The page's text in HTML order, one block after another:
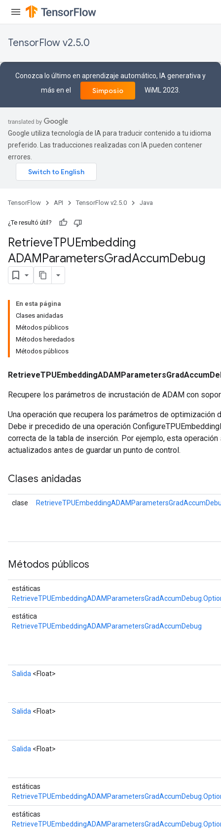
TensorFlow v2.5.0
Conozca lo último en aprendizaje automático, IA generativa y
más en el
Simposio WiML 2023.
Google utiliza tecnología de IA para traducir contenido a tu idioma
preferido. Las traducciones realizadas con IA pueden contener
errores.
TensorFlow API TensorFlow v2.5.0 Java
¿Te resultó útil?
RetrieveTPUEmbedding
ADAMParametersGradAccumDebug
En esta página
Clases anidadas
Métodos públicos
Métodos heredados
Métodos públicos
Recupere los parámetros de incrustación de ADAM con
Una operación que recupera los parámetros de optimización
Debe ir precedido de una operación
correcta de la tabla de inserción. Por ejemplo, esta
actualizados antes de guardar un punto de control.
Clases anidadas
clase
Métodos públicos
estáticas
estática
RetrieveTPUEmbeddingADAMParametersGradAccumDebug
Salida <Float>
Salida <Float>
Salida <Float>
estáticas
estáticas